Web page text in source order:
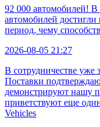
92 000 автомобилей!
автомобилей
период, чему
2026-08-05 21:27
В сотрудничестве уже
Поставки
демонстрируют нашу
приветствуют еще
Vehicles